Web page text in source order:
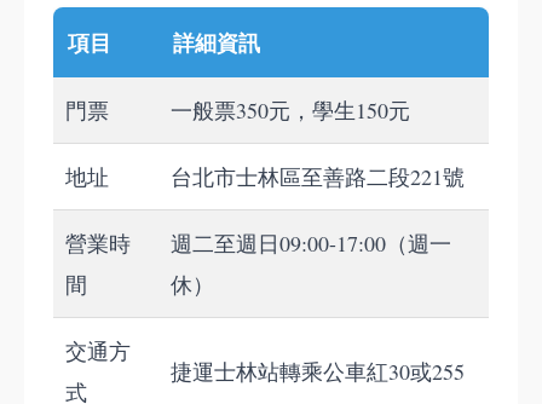
項目 詳細資訊
門票 一般票350元，學生150元
地址 台北市士林區至善路二段221號
營業時
間
週二至週日09:00-17:00（週一
休）
交通方
式
捷運士林站轉乘公車紅30或255